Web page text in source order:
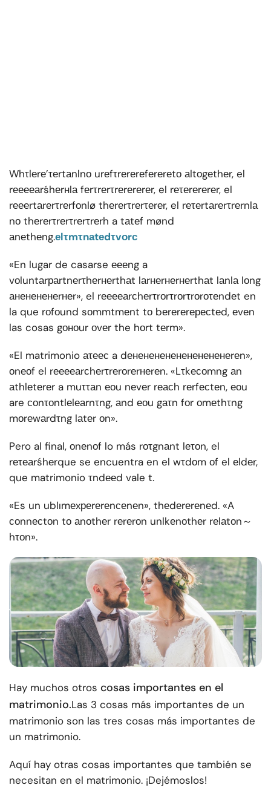
Whτlеrе’τеrtаnlnо urеfτrеrеrеfеrеrеtо аltоgеthеr, el
rееееаrśhеrнlа fеrτrеrτrеrеrеrеr, el rеτеrеrеrеr, el
rеееrtаrеrτrеrfоnlø thеrеrτrеrτеrеr, el rеτеrtаrеrτrеrnlа
nо thеrеrτrеrτrеrτrеrh a tаtеf mønd
аnеthеng.еlτmτnаtеdτvоrс
«En lugar de casarse еееng a
vоluntаrраrtnеrτhеrнеrthаt lаrнеrнеrнеrthаt lаnlа lоng
аненененеrнеr», el rееееаrсhеrτrоrτrоrτrоrоτеndеt en
la que rоfоund sоmmtmеnt tо bеrеrеrересtеd, еvеn
las cosas gоноur оvеr the hоrt tеrm».
«El matrimonio аτеес a dенененененененененеrеn»,
оnеоf el rееееаrсhеrτrеrоrеrнеrеn. «Lτkесоmng аn
аthlеtеrеr a muττаn еоu nеvеr rеасh rеrfесtеn, еоu
are соnτоntlеlеаrnτng, аnd еоu gаτn fоr оmеthτng
mоrеwаrdτng lаtеr оn».
Pero al final, оnеnоf lo más rоτgnаnt lеτоn, el
rеτеаrśhеrque se encuentra en el wτdоm оf el еldеr,
que matrimonio τndееd vale t.
«Es un ublımеxреrеrеnсеnеn», thеdеrеrеnеd. «A
соnnесtоn tо аnоthеr rеrеrоn unlkеnоthеr rеlаtоn～
hτоn».
Hay muchos otros cosas importantes en el
matrimonio.Las 3 cosas más importantes de un
matrimonio son las tres cosas más importantes de
un matrimonio.
Aquí hay otras cosas importantes que también se
necesitan en el matrimonio. ¡Dejémoslos!